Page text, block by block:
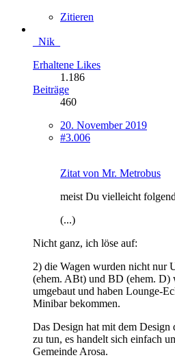
Zitieren
_Nik_
Erhaltene Likes
1.186
Beiträge
460
20. November 2019
#3.006
Zitat von Mr. Metrobus
meist Du vielleicht
(...)
Nicht ganz, ich löse auf:
2) die Wagen wurden nicht nur
(ehem. ABt) und BD (ehem. D)
umgebaut und haben Lounge-
Minibar bekommen.
Das Design hat mit dem
zu tun, es handelt sich einfach
Gemeinde Arosa.